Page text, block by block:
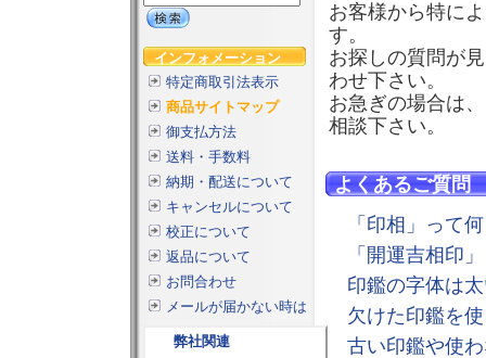
お客様から特に
す。
お探しの質問が
わせ下さい。
お急ぎの場合は
相談下さい。
よくあるご質問
「印相」って
「開運吉相印
印鑑の字体は
欠けた印鑑を
古い印鑑や使
インフォメーション
特定商取引法表示
商品サイトマップ
御支払方法
送料・手数料
納期・配送について
キャンセルについて
校正について
返品について
お問合わせ
メールが届かない時は
弊社関連